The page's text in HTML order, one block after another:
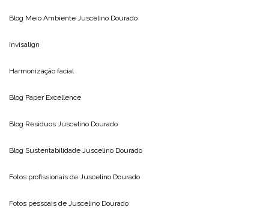
Blog Meio Ambiente Juscelino Dourado
Invisalign
Harmonização facial
Blog Paper Excellence
Blog Resíduos Juscelino Dourado
Blog Sustentabilidade Juscelino Dourado
Fotos profissionais de Juscelino Dourado
Fotos pessoais de Juscelino Dourado